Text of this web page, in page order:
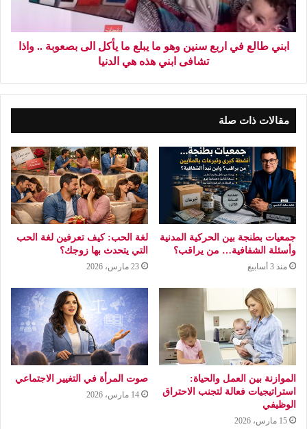
ابني طالع في اربع سنين وهو ما يبلع ما يأكل الى بصعوبة .. واذا
تشافى ابني هذه هي الدنيا
مقالات ذات صلة
جمعيات بطنجة بين الحركية المدنية
وأسئلة الشفافية… من يراقب؟
منذ 3 أسابيع
لغة الحب: كيف تعرفين لغة الحب
التي يتحدث بها زوجك؟
23 مارس، 2026
الموازنة بين العمل والحياة:
استراتيجيات فعالة لتجنب الاحتراق
الوظيفي
15 مارس، 2026
صوت المرأة في التغيير الاجتماعي
14 مارس، 2026